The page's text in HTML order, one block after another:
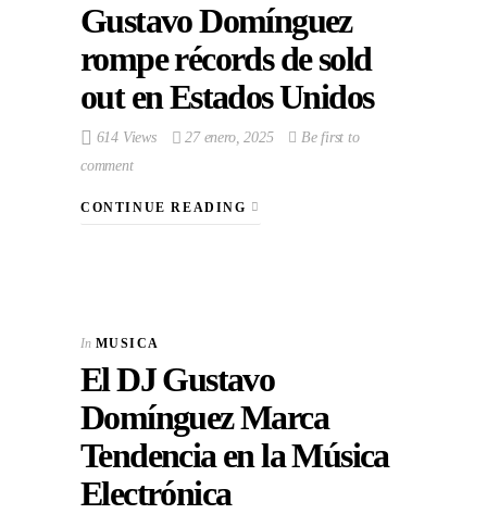
Gustavo Domínguez
rompe récords de sold
out en Estados Unidos
614 Views 27 enero, 2025
Be first to
comment
CONTINUE READING
In MUSICA
El DJ Gustavo
Domínguez Marca
Tendencia en la Música
Electrónica